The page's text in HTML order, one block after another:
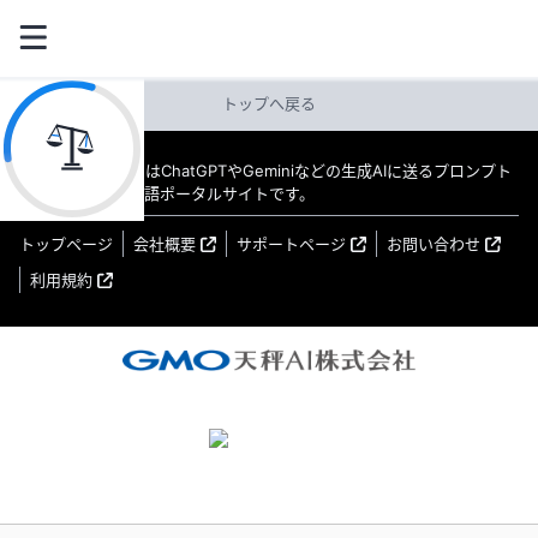
トップへ戻る
教えてAI byGMO はChatGPTやGeminiなどの生成AIに送るプロンプト
（指示文）の日本語ポータルサイトです。
トップページ 会社概要 サポートページ
お問い合わせ
利用規約